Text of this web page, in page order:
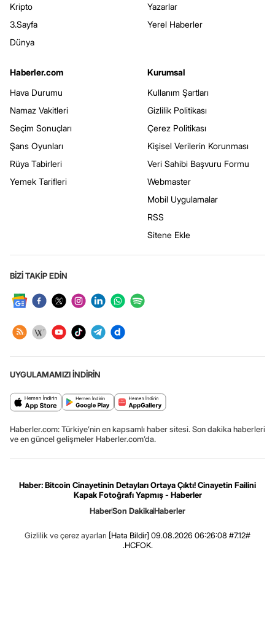
Kripto
3.Sayfa
Dünya
Yazarlar
Yerel Haberler
Haberler.com
Hava Durumu
Namaz Vakitleri
Seçim Sonuçları
Şans Oyunları
Rüya Tabirleri
Yemek Tarifleri
Kurumsal
Kullanım Şartları
Gizlilik Politikası
Çerez Politikası
Kişisel Verilerin Korunması
Veri Sahibi Başvuru Formu
Webmaster
Mobil Uygulamalar
RSS
Sitene Ekle
BİZİ TAKİP EDİN
UYGULAMAMIZI İNDİRİN
Haberler.com: Türkiye’nin en kapsamlı haber sitesi. Son dakika haberleri
ve en güncel gelişmeler Haberler.com’da.
Haber: Bitcoin Cinayetinin Detayları Ortaya Çıktı! Cinayetin Failini
Kapak Fotoğrafı Yapmış - Haberler
HaberSon DakikaHaberler
Gizlilik ve çerez ayarları [Hata Bildir] 09.08.2026 06:26:08 #7.12#
.HCFOK.